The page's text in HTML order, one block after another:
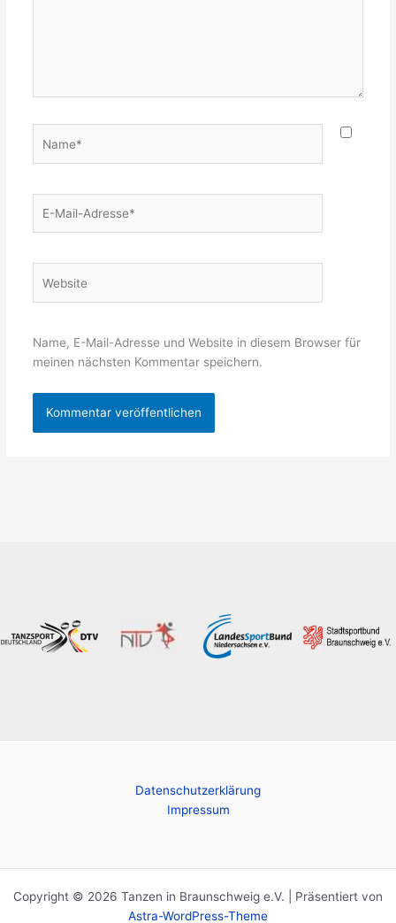
Mail-
Name, E-Mail-Adresse und Website in diesem Browser für
meinen nächsten Kommentar speichern.
Datenschutzerklärung
Impressum
Copyright © 2026 Tanzen in Braunschweig e.V. | Präsentiert von
Astra-WordPress-Theme